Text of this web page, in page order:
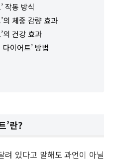
작동 방식
의 체중 감량 효과
의 건강 효과
이어트’ 방법
’란?
려 있다고 말해도 과언이 아닐